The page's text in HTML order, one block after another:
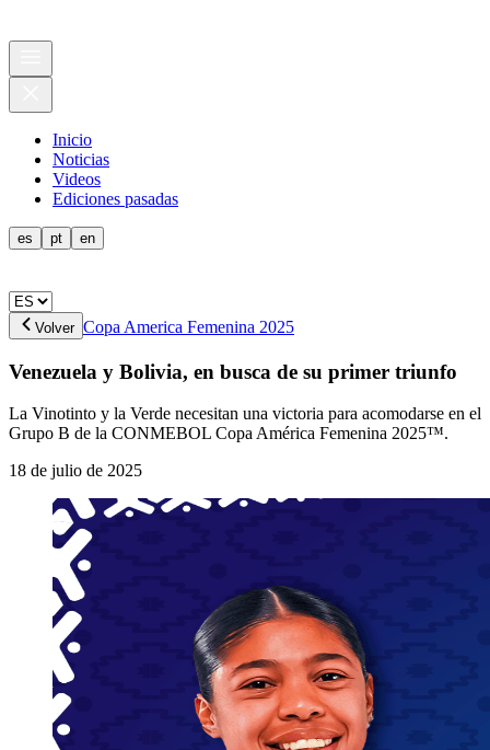
Inicio
Noticias
Videos
Ediciones pasadas
es pt en
Volver Copa America Femenina 2025
Venezuela y Bolivia, en busca de su primer triunfo
La Vinotinto y la Verde necesitan una victoria para acomodarse en el
Grupo B de la CONMEBOL Copa América Femenina 2025™.
18 de julio de 2025